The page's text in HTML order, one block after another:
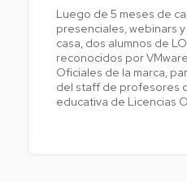
Luego de 5 meses de
presenciales, webinars
casa, dos alumnos de
reconocidos por
Oficiales de la marca,
del staff de profesores
educativa de Licencias